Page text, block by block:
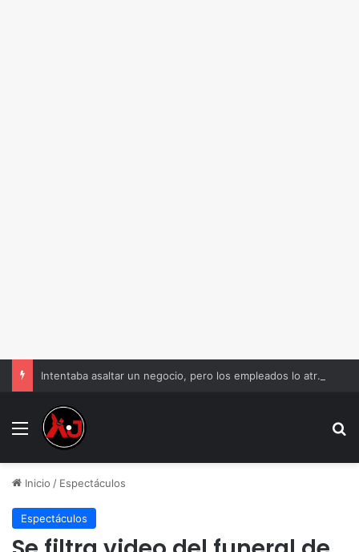
Intentaba asaltar un negocio, pero los empleados lo atraparon en Juárez
Menu
Inicio / Espectáculos
Espectáculos